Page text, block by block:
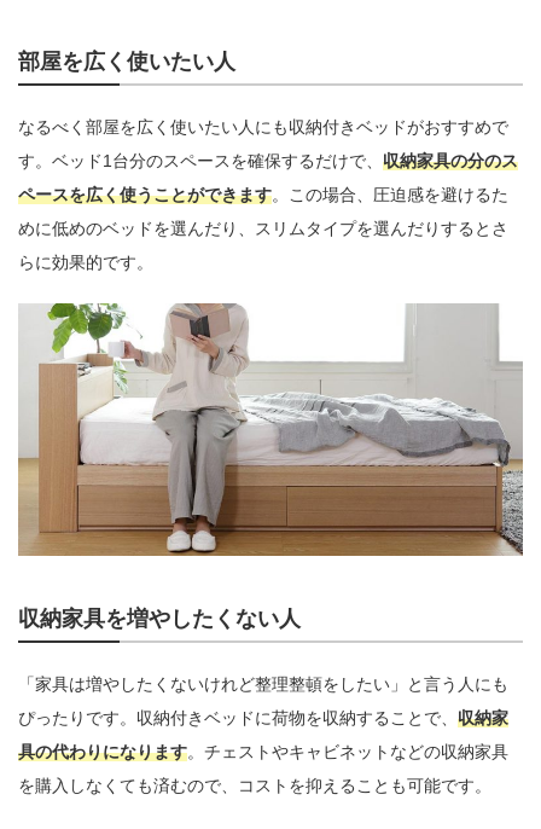
部屋を広く使いたい人
なるべく部屋を広く使いたい人にも収納付きベッドがおすすめで
す。ベッド1台分のスペースを確保するだけで、 収納家具の分のス
ペースを広く使うことができます。この場合、圧迫感を避けるた
めに低めのベッドを選んだり、スリムタイプを選んだりするとさ
らに効果的です。
収納家具を増やしたくない人
「家具は増やしたくないけれど整理整頓をしたい」と言う人にも
ぴったりです。収納付きベッドに荷物を収納することで、 収納家
具の代わりになります。チェストやキャビネットなどの収納家具
を購入しなくても済むので、コストを抑えることも可能です。